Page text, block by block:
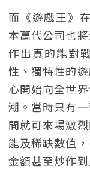
而《遊戲王》
本萬代公司也
作出真的能對
性、獨特性的
心開始向全世
潮。當時只有
間就可來場激
能及稀缺數值
金額甚至炒作